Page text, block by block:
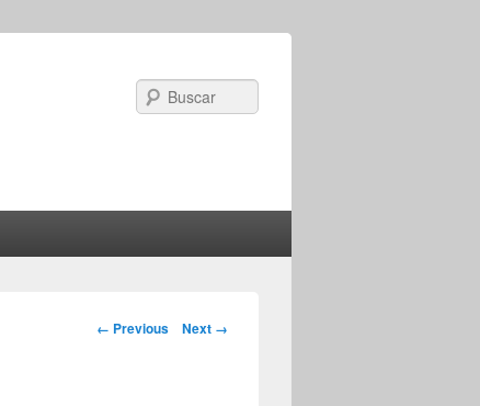
Image navigation
← Previous Next →